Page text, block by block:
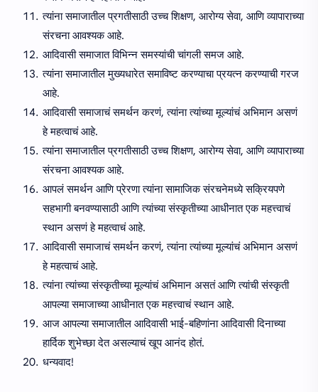
त्यांना समाजातील प्रगतीसाठी उच्च शिक्षण, आरोग्य सेवा, आणि व्यापाराच्या
संरचना आवश्यक आहे.
आदिवासी समाजात विभिन्न समस्यांची चांगली समज आहे.
त्यांना समाजातील मुख्यधारेत समाविष्ट करण्याचा प्रयत्न करण्याची गरज
आहे.
आदिवासी समाजाचं समर्थन करणं, त्यांना त्यांच्या मूल्यांचं अभिमान असणं
हे महत्वाचं आहे.
त्यांना समाजातील प्रगतीसाठी उच्च शिक्षण, आरोग्य सेवा, आणि व्यापाराच्या
संरचना आवश्यक आहे.
आपलं समर्थन आणि प्रेरणा त्यांना सामाजिक संरचनेमध्ये सक्रियपणे
सहभागी बनवण्यासाठी आणि त्यांच्या संस्कृतीच्या आधीनात एक महत्त्वाचं
स्थान असणं हे महत्वाचं आहे.
आदिवासी समाजाचं समर्थन करणं, त्यांना त्यांच्या मूल्यांचं अभिमान असणं
हे महत्वाचं आहे.
त्यांना त्यांच्या संस्कृतीच्या मूल्यांचं अभिमान असतं आणि त्यांची संस्कृती
आपल्या समाजाच्या आधीनात एक महत्त्वाचं स्थान आहे.
आज आपल्या समाजातील आदिवासी भाई-बहिणांना आदिवासी दिनाच्या
हार्दिक शुभेच्छा देत असल्याचं खूप आनंद होतं.
धन्यवाद!